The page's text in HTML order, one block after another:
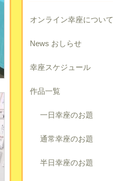
オンライン幸座について
News おしらせ
幸座スケジュール
作品一覧
一日幸座のお題
通常幸座のお題
半日幸座のお題